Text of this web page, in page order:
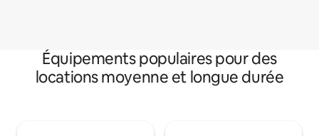
Équipements populaires pour des
locations moyenne et longue durée